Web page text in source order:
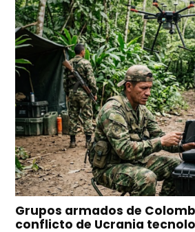
Grupos armados de
conflicto de Ucrania